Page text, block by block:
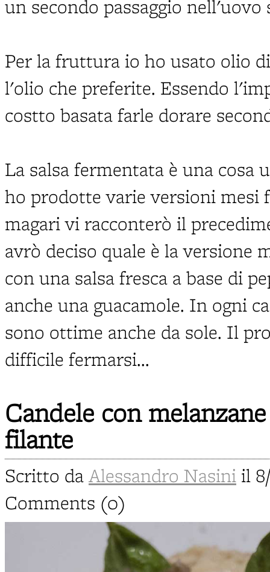
un secondo passaggio
Per la fruttura io ho usato olio
l'olio che preferite. Essendo
costto basata farle dorare
La salsa fermentata è una cosa
ho prodotte varie versioni mesi
magari vi racconterò il
avrò deciso quale è la versione
con una salsa fresca a base di
anche una guacamole. In ogni
sono ottime anche da sole. Il
difficile fermarsi...
Candele con
filante
Scritto daAlessandro Nasini il
Comments (0)